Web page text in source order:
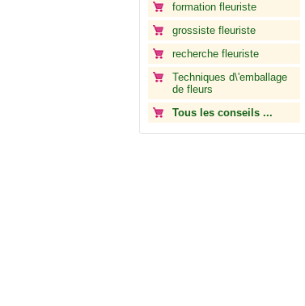
formation fleuriste
grossiste fleuriste
recherche fleuriste
Techniques d\'emballage
de fleurs
Tous les conseils ...